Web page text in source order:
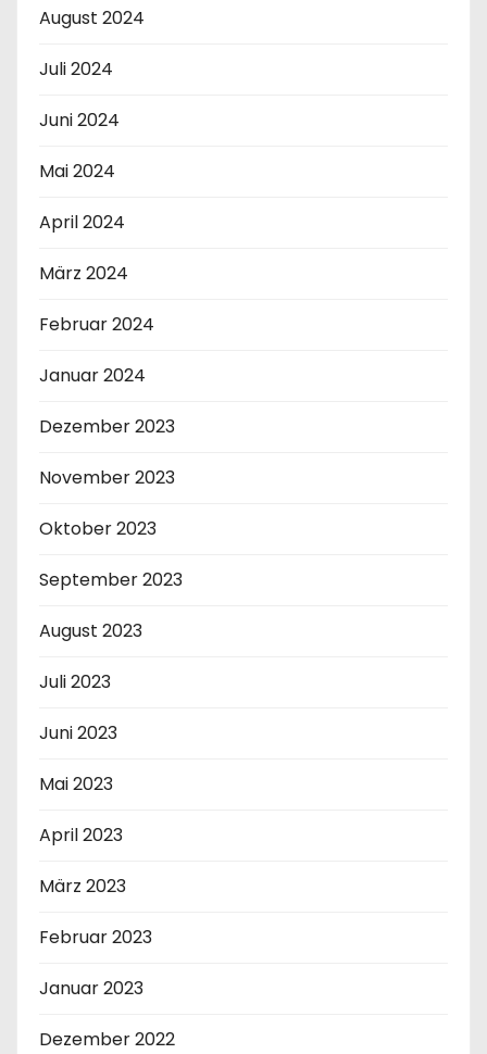
August 2024
Juli 2024
Juni 2024
Mai 2024
April 2024
März 2024
Februar 2024
Januar 2024
Dezember 2023
November 2023
Oktober 2023
September 2023
August 2023
Juli 2023
Juni 2023
Mai 2023
April 2023
März 2023
Februar 2023
Januar 2023
Dezember 2022